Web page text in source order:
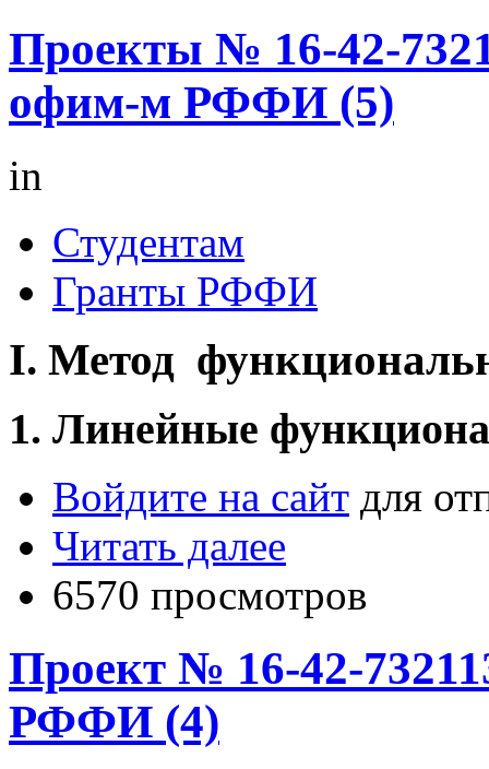
Проекты № 16-42-
офим-м РФФИ (5)
in
Студентам
Гранты РФФИ
I. Метод
1. Линейные
Войдите на сайт для
Читать далее
6570 просмотров
Проект № 16-42-
РФФИ (4)